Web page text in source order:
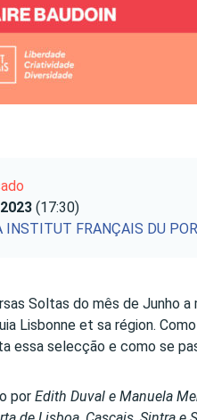
(17:30)
INSTITUT FRANÇAIS DU
Soltas do mês de Junho
Lisbonne et sa région.
essa selecção e como se
por Edith Duval e Manuela